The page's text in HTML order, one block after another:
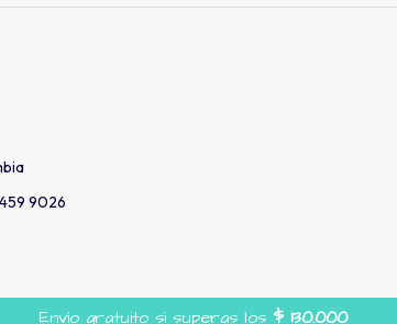
9026
Envío gratuito si superas los $130.000